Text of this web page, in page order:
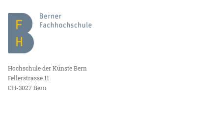
Hochschule der Künste Bern
Fellerstrasse 11
CH-3027 Bern